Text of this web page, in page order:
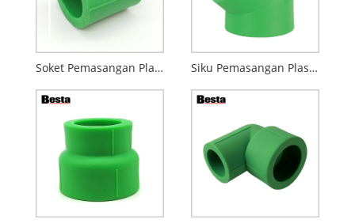
Soket Pemasangan Plastik PPR Siku Pemasangan Plastik PPR 45°